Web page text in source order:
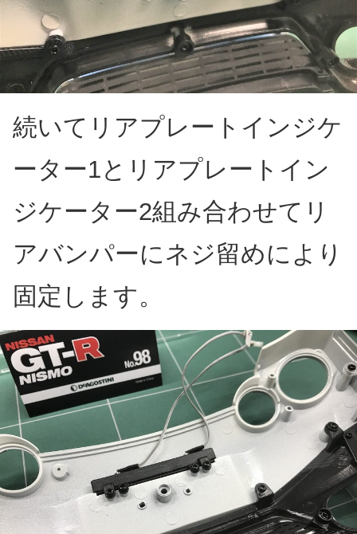
続いてリアプレートインジケ
ーター1とリアプレートイン
ジケーター2組み合わせてリ
アバンパーにネジ留めにより
固定します。